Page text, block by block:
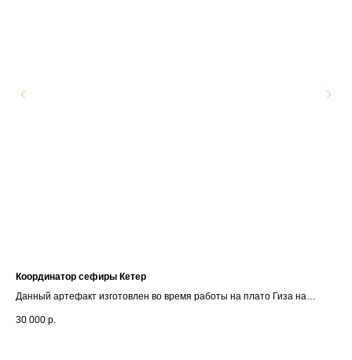
Координатор сефиры Кетер
Данный артефакт изготовлен во время работы на плато Гиза на
30 000 р.